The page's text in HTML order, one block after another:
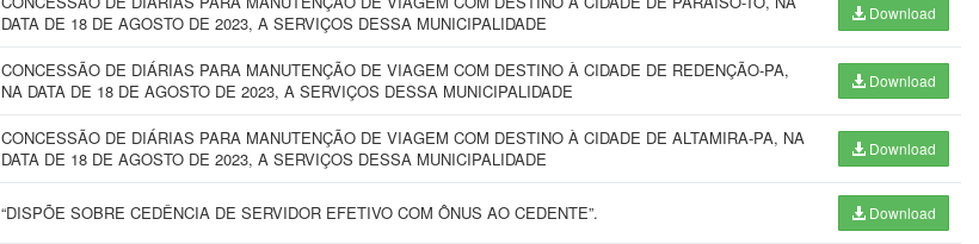
DATA DE 18 DE AGOSTO DE 2023, A SERVIÇOS DESSA MUNICIPALIDADE
Download
CONCESSÃO DE DIÁRIAS PARA MANUTENÇÃO DE VIAGEM COM DESTINO À CIDADE DE REDENÇÃO-PA,
NA DATA DE 18 DE AGOSTO DE 2023, A SERVIÇOS DESSA MUNICIPALIDADE
Download
CONCESSÃO DE DIÁRIAS PARA MANUTENÇÃO DE VIAGEM COM DESTINO À CIDADE DE ALTAMIRA-PA, NA
DATA DE 18 DE AGOSTO DE 2023, A SERVIÇOS DESSA MUNICIPALIDADE
Download
“DISPÕE SOBRE CEDÊNCIA DE SERVIDOR EFETIVO COM ÔNUS AO CEDENTE”. Download